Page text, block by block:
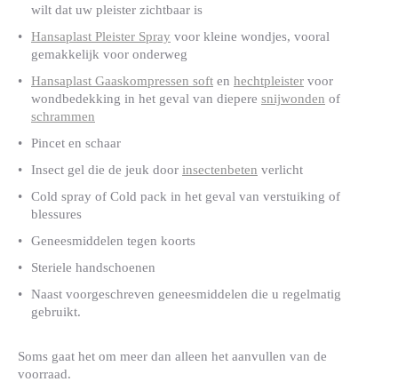
wilt dat uw pleister zichtbaar is
Hansaplast Pleister Spray voor kleine wondjes, vooral
gemakkelijk voor onderweg
Hansaplast Gaaskompressen soft en hechtpleister voor
wondbedekking in het geval van diepere snijwonden of
schrammen
Pincet en schaar
Insect gel die de jeuk door insectenbeten verlicht
Cold spray of Cold pack in het geval van verstuiking of
blessures
Geneesmiddelen tegen koorts
Steriele handschoenen
Naast voorgeschreven geneesmiddelen die u regelmatig
gebruikt.
Soms gaat het om meer dan alleen het aanvullen van de
voorraad.